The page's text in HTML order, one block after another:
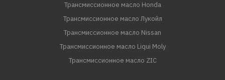
Трансмиссионное масло Honda
Трансмиссионное масло Лукойл
Трансмиссионное масло Nissan
Трансмиссионное масло Liqui Moly
Трансмиссионное масло ZIC